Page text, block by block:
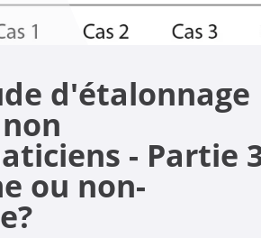
d'étalonnage
- Partie
ou non-